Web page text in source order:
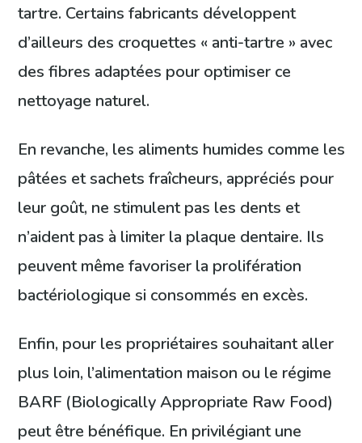
tartre. Certains fabricants développent
d’ailleurs des croquettes « anti-tartre » avec
des fibres adaptées pour optimiser ce
nettoyage naturel.
En revanche, les aliments humides comme les
pâtées et sachets fraîcheurs, appréciés pour
leur goût, ne stimulent pas les dents et
n’aident pas à limiter la plaque dentaire. Ils
peuvent même favoriser la prolifération
bactériologique si consommés en excès.
Enfin, pour les propriétaires souhaitant aller
plus loin, l’alimentation maison ou le régime
BARF (Biologically Appropriate Raw Food)
peut être bénéfique. En privilégiant une